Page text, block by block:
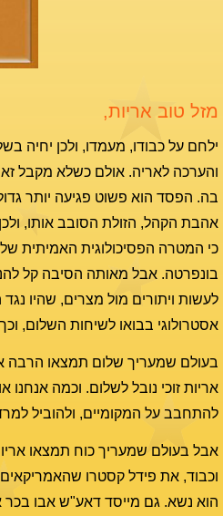
מזל טוב אריות,
ילחם על כבודו, מעמדו, ולכן יחיה
והערכה לאריה. אולם כשלא מקבל
בה. הפסד הוא פשוט פגיעה יותר
אהבת הקהל, הזולת הסובב אותו,
כי המטרה הפסיכולוגית האמיתית
בונפרטה. אבל מאותה הסיבה קל
אסטרולוגי בבואו לשיחות השלום,
בעולם שמעריך שלום תמצאו הרבה
אריות זוכי נובל לשלום. וכמה
להתחבב על המקומיים, ולהוביל
אבל בעולם שמעריך כוח תמצאו
וכבוד, את פידל קסטרו
הוא נשא. גם מייסד דאע"ש אבו בכר